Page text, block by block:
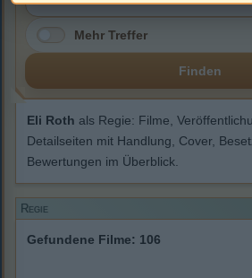
Mehr Treffer
Finden
Eli Roth als Regie: Filme,
Detailseiten mit Handlung, Cover,
Bewertungen im Überblick.
Regie
Gefundene Filme: 106